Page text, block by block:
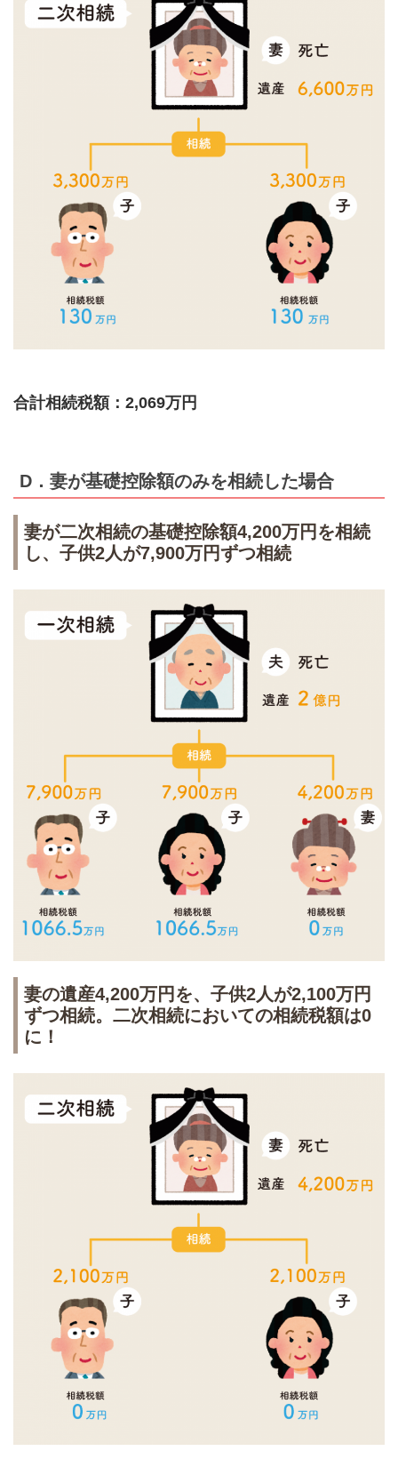
合計相続税額：2,069万円
D．妻が基礎控除額のみを相続した場合
妻が二次相続の基礎控除額4,200万円を相続
し、子供2人が7,900万円ずつ相続
妻の遺産4,200万円を、子供2人が2,100万円
ずつ相続。二次相続においての相続税額は0
に！